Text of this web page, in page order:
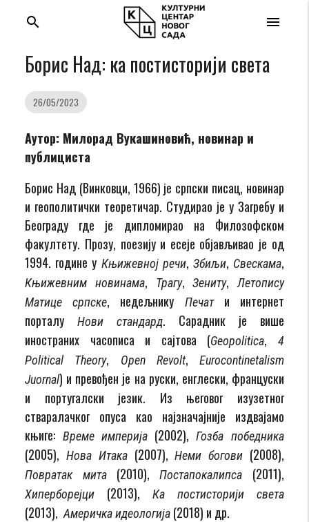
menu
search
Борис Над: ка постисторији света
26/05/2023
Аутор: Милорад Вукашиновић, новинар и
публициста
Борис Над (Винковци, 1966) је српски писац, новинар
и геополитички теоретичар. Студирао је у Загребу и
Београду где је дипломирао на Филозофском
факултету. Прозу, поезију и есеје објављивао је од
1994. године у Књижевној речи, Збиљи, Свескама,
Књижевним новинама, Трагу,Зениту,
Летопису
Матице српске, недељнику Печати интернет
порталуНови стандард. Сарадник је више
иностраних часописа и сајтова (Geopolitica,
4
Political Theory, Open Revolt,
Eurocontinetalism
Juornal) и превођен je на руски, енглески, француски
и португалски језик. Из његовог изузетног
стваралачког опуса као најзначајније издвајамо
књиге: Време империја(2002),Гозба победника
(2005),Нова Итака(2007),Неми богови(2008),
Повратак мита(2010),Постапокалипса (2011),
Хиперборејци (2013), Ка постисторији света
(2013),Америчка идеологија (2018) и др.